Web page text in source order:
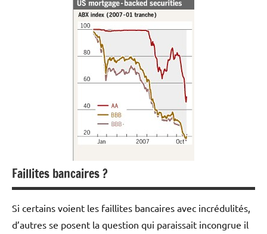
Faillites bancaires ?
Si certains voient les faillites bancaires avec incrédulités,
d’autres se posent la question qui paraissait incongrue il